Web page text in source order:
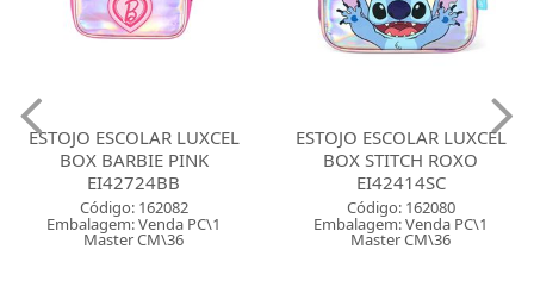
ESTOJO ESCOLAR LUXCEL
BOX BARBIE PINK
EI42724BB
Código: 162082
Embalagem: Venda PC\1
Master CM\36
ESTOJO ESCOLAR LUXCEL
BOX STITCH ROXO
EI42414SC
Código: 162080
Embalagem: Venda PC\1
Master CM\36